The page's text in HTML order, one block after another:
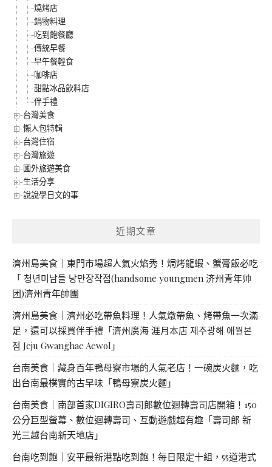
燒烤店
鍋物料理
吃到飽餐廳
傳統早餐
早午餐輕食
咖啡店
甜點冰品飲料店
伴手禮
台灣美食
懶人包特輯
台灣住宿
台灣旅遊
國外旅遊美食
生活分享
說說學日文的事
近期文章
濟州島美食｜東門市場超人氣火焰秀！焗烤龍蝦、蟹膏飯必吃
「 청년미남들 낭만장작점(handsome youngmen 济州青年帅
团)濟州青年帥團
濟州島美食｜濟州必吃帶魚料理！人氣燉帶魚、烤帶魚一次滿
足，還可以採買伴手禮「濟州廣海 涯月本店 제주광해 애월본
점 Jeju Gwanghae Aewol」
台南美食｜藏身百年鴨母寮市場的人氣老店！一碗炭火麵，吃
出台南最樸實的古早味「鴨母寮炭火麵」
台南美食｜南部首家DIGIRO壽司郎數位迴轉壽司店開箱！150
公分巨型螢幕、數位迴轉壽司、互動遊戲超有趣「壽司郎 新
光三越台南新天地店」
台南吃到飽｜安平最新港點吃到飽！每日限定十組，55道港式